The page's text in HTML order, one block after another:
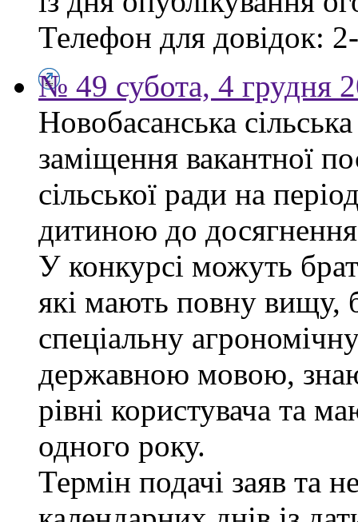
Телефон для довідок:
№ 49 субота, 4 грудня
Новобасанська
заміщення вакантної
сільської ради на
дитиною до досягнення
У конкурсі можуть
які мають повну вищу,
спеціальну
державною мовою,
рівні користувача та
одного року.
Термін подачі заяв та